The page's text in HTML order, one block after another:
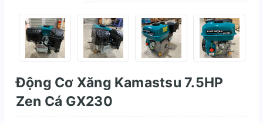
Động Cơ Xăng Kamastsu 7.5HP
Zen Cá GX230